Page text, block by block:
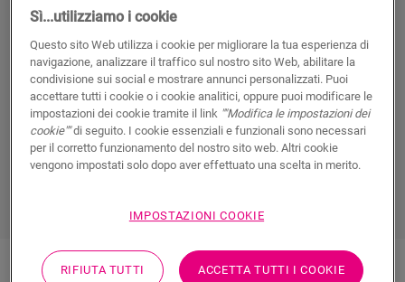
Noi di Quick-Step siamo appassionati di pavimenti... e di
ciclismo. Da oltre vent'anni sponsorizziamo un team
professionista maschile che ha formato molti campioni.
La storia d'amore tra Quick-Step e il ciclismo è iniziata nel
1999, quando siamo diventati co-sponsor del team
Mapei-Quick-Step. Da allora, Quick-Step è stata sinonimo
di un team di prim'ordine, che ha collezionato vittorie
anno dopo anno.
Sì...utilizziamo i cookie
Questo sito Web utilizza i cookie per migliorare la tua esperienza di
navigazione, analizzare il traffico sul nostro sito Web, abilitare la
condivisione sui social e mostrare annunci personalizzati. Puoi
accettare tutti i cookie o i cookie analitici, oppure puoi modificare le
impostazioni dei cookie tramite il link ""Modifica le impostazioni dei
cookie""di seguito. I cookie essenziali e funzionali sono necessari
per il corretto funzionamento del nostro sito web. Altri cookie
vengono impostati solo dopo aver effettuato una scelta in merito.
IMPOSTAZIONI COOKIE
RIFIUTA TUTTI ACCETTA TUTTI I COOKIE